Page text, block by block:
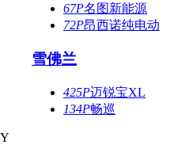
67P名图新能源
72P昂西诺纯电动
雪佛兰
425P迈锐宝XL
134P畅巡
Y